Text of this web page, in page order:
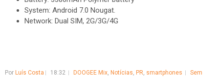
System: Android 7.0 Nougat.
Network: Dual SIM, 2G/3G/4G
Por Luís Costa 18:32 DOOGEE Mix, Notícias, PR, smartphones
Sem